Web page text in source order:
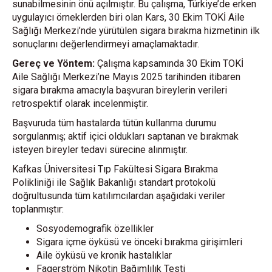
sunabilmesinin önü açılmıştır. Bu çalışma, Türkiye’de erken
uygulayıcı örneklerden biri olan Kars, 30 Ekim TOKİ Aile
Sağlığı Merkezi’nde yürütülen sigara bırakma hizmetinin ilk
sonuçlarını değerlendirmeyi amaçlamaktadır.
Gereç ve Yöntem: Çalışma kapsamında 30 Ekim TOKİ
Aile Sağlığı Merkezi’ne Mayıs 2025 tarihinden itibaren
sigara bırakma amacıyla başvuran bireylerin verileri
retrospektif olarak incelenmiştir.
Başvuruda tüm hastalarda tütün kullanma durumu
sorgulanmış; aktif içici oldukları saptanan ve bırakmak
isteyen bireyler tedavi sürecine alınmıştır.
Kafkas Üniversitesi Tıp Fakültesi Sigara Bırakma
Polikliniği ile Sağlık Bakanlığı standart protokolü
doğrultusunda tüm katılımcılardan aşağıdaki veriler
toplanmıştır:
Sosyodemografik özellikler
Sigara içme öyküsü ve önceki bırakma girişimleri
Aile öyküsü ve kronik hastalıklar
Fagerström Nikotin Bağımlılık Testi